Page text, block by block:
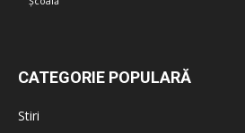
CATEGORIE POPULARĂ
Stiri